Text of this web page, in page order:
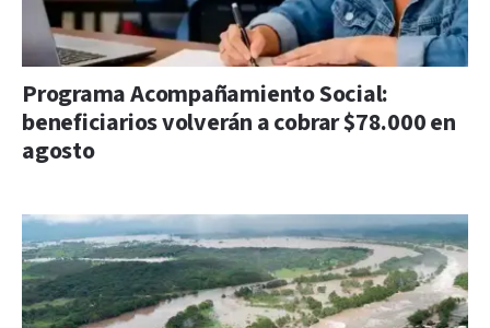
Programa Acompañamiento Social:
beneficiarios volverán a cobrar $78.000 en
agosto